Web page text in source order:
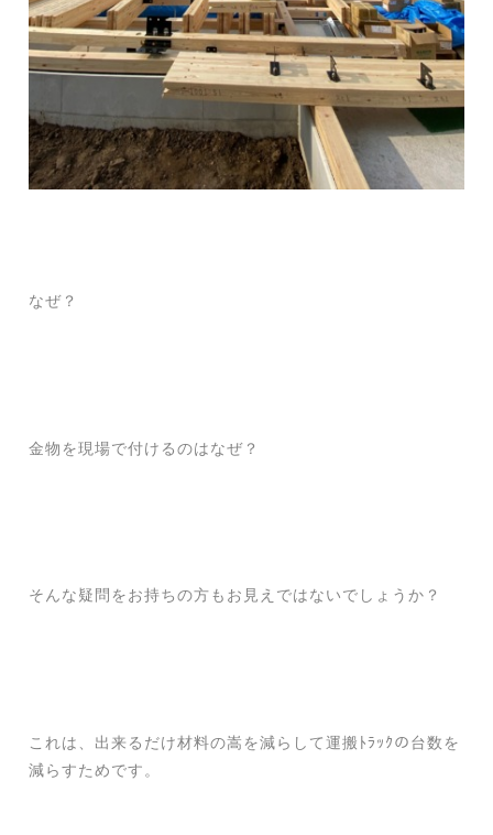
なぜ？
金物を現場で付けるのはなぜ？
そんな疑問をお持ちの方もお見えではないでしょうか？
これは、出来るだけ材料の嵩を減らして運搬ﾄﾗｯｸの台数を
減らすためです。